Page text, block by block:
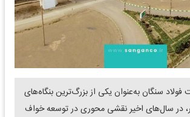
سنگان به‌عنوان یکی از بزرگ‌ترین بنگاه‌های
در سال‌های اخیر نقشی محوری در توسعه خواف